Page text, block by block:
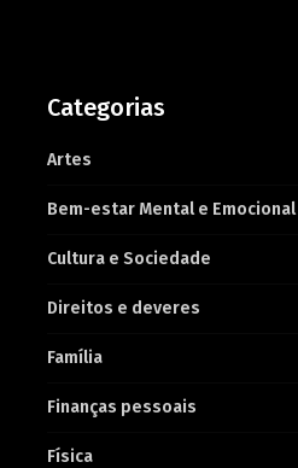
Categorias
Artes
Bem-estar Mental e Emocional
Cultura e Sociedade
Direitos e deveres
Família
Finanças pessoais
Física